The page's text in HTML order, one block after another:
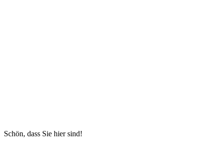
Schön, dass Sie hier sind!